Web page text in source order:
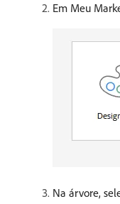
Em Meu
Na árvore,